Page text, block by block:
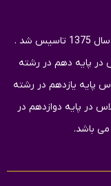
دبيرستان دخترانه امام محمّد باقرعلیه السلام در سال 1375 تاسيس شد .
داراي 21كلاس كه شامل7 كلاس در پايه دهم در رشته
فيزيك و علوم تجربي و ادبیات ، 7 كلاس پايه یازدهم در رشته
فيزيك و علوم تجربي و ادبیات و 7 کلاس در پایه دوازدهم در
باشد.